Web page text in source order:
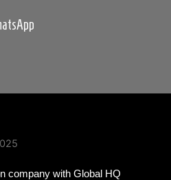
company with Global HQ